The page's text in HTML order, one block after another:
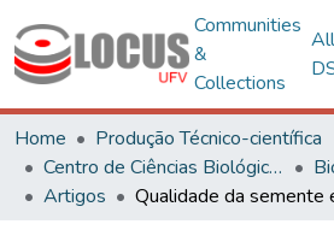
Communities
&
Collections
Home
Produção Técnico-científica
Centro de Ciências Biológicas e da Saúde
Artigos